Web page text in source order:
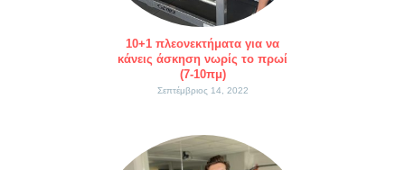
10+1 πλεονεκτήματα για να
κάνεις άσκηση νωρίς το πρωί
(7-10πμ)
Σεπτέμβριος 14, 2022